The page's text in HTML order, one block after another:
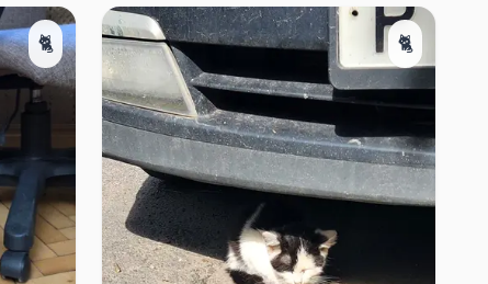
🐈 🐈